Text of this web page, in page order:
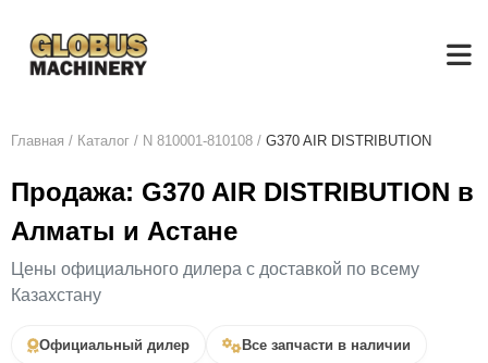
Главная / Каталог / N 810001-810108 / G370 AIR DISTRIBUTION
Продажа: G370 AIR DISTRIBUTION в
Алматы и Астане
Цены официального дилера с доставкой по всему
Казахстану
Официальный дилер Все запчасти в наличии